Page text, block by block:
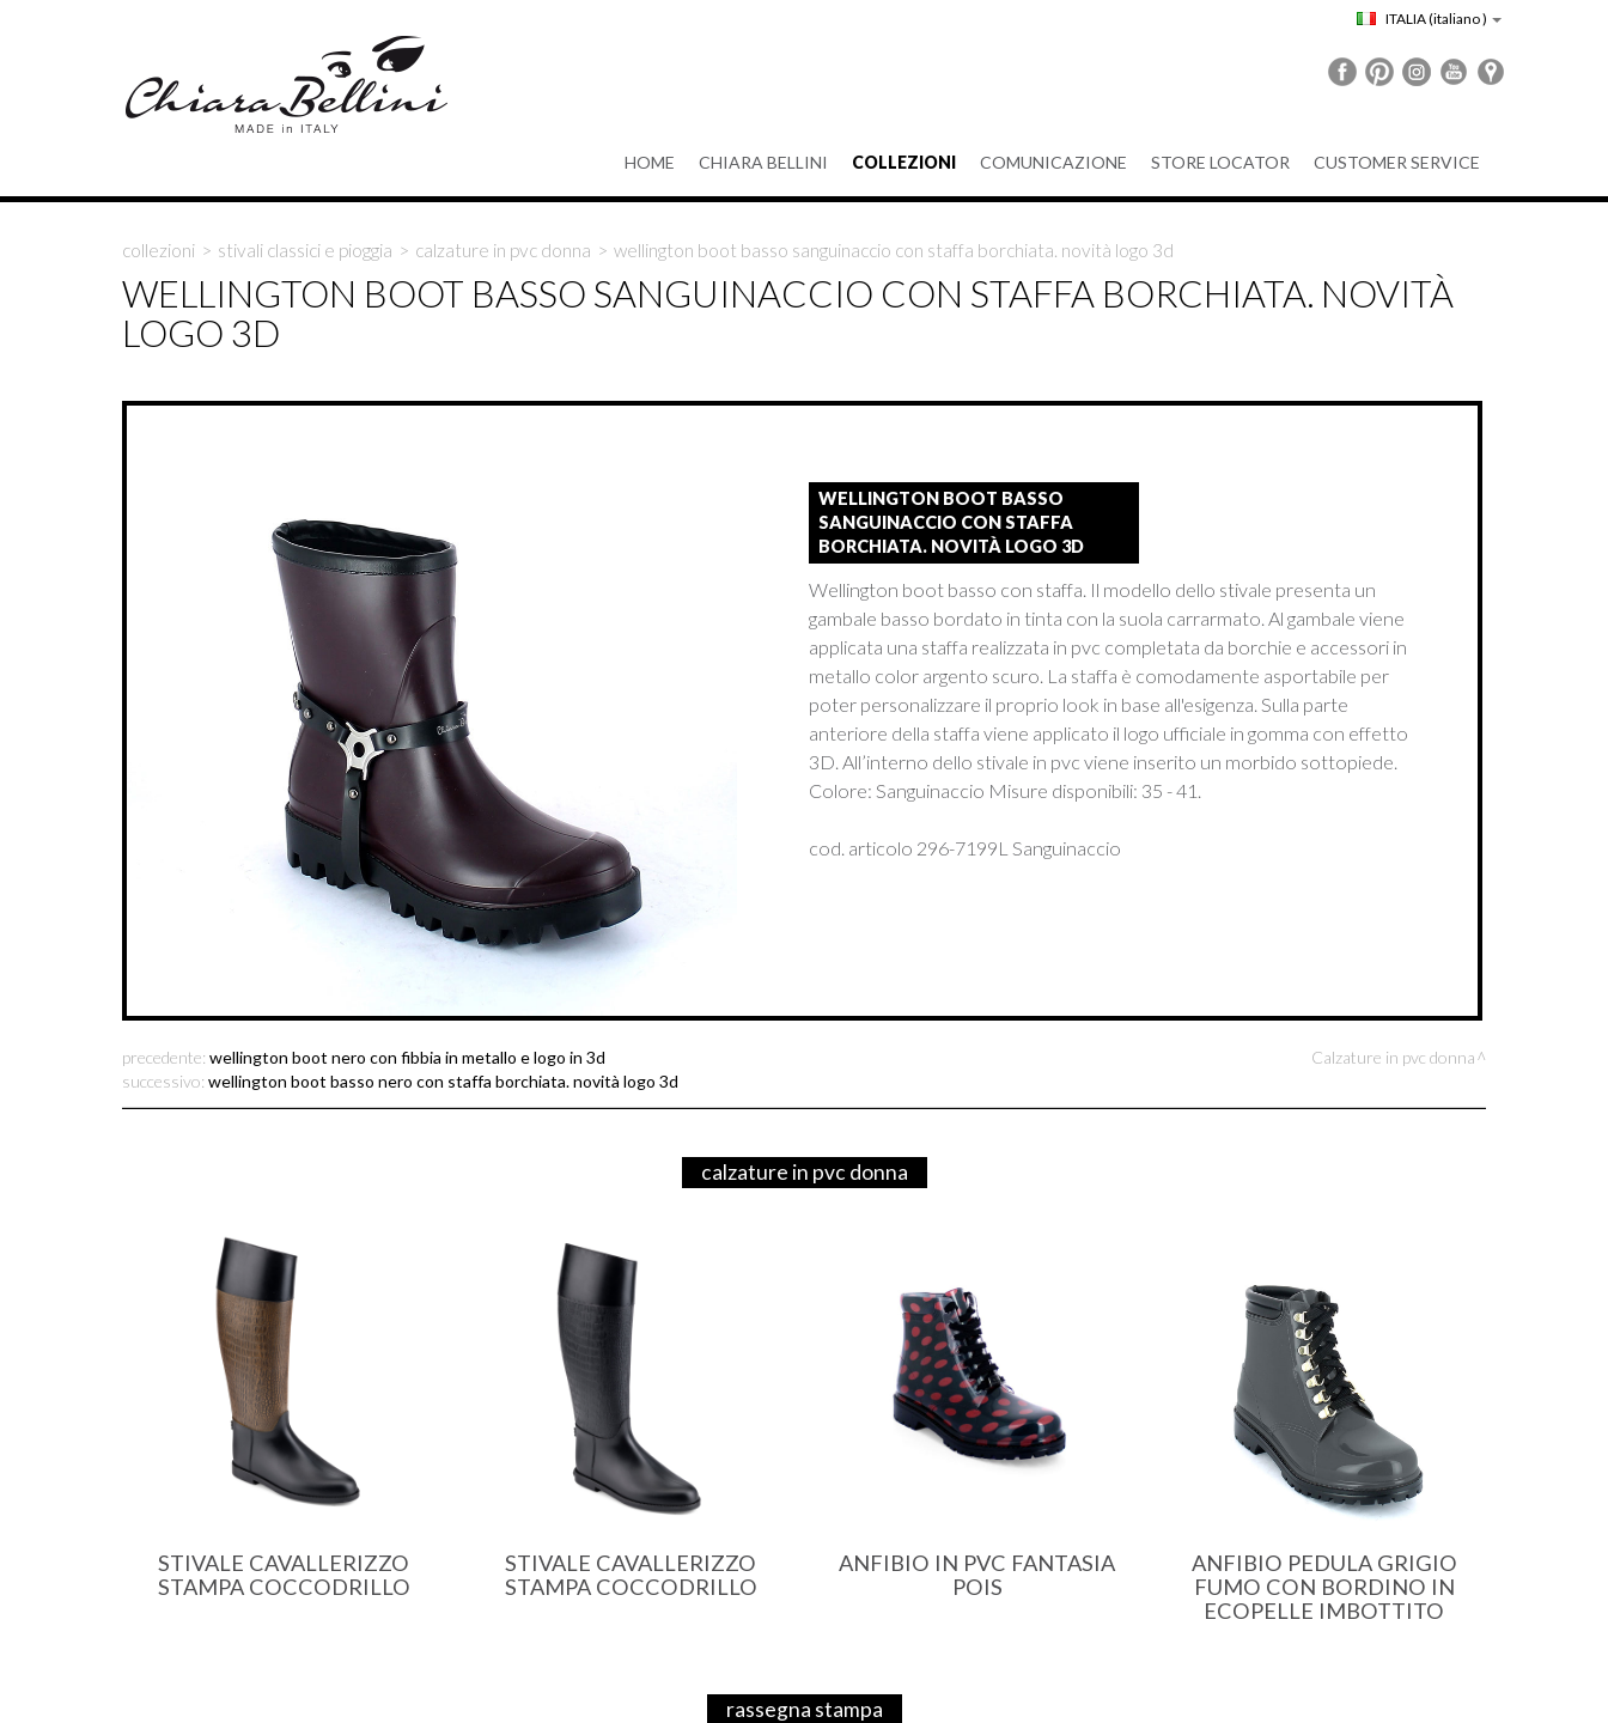
ITALIA(italiano )
HOME CHIARA BELLINI COLLEZIONI COMUNICAZIONE STORE LOCATOR CUSTOMER SERVICE
collezioni > stivali classici e pioggia > calzature in pvc donna > wellington boot basso sanguinaccio con staffa borchiata. novità logo 3d
WELLINGTON BOOT BASSO SANGUINACCIO CON STAFFA BORCHIATA. NOVITÀ
LOGO 3D
WELLINGTON BOOT BASSO
SANGUINACCIO CON STAFFA
BORCHIATA. NOVITÀ LOGO 3D
Wellington boot basso con staffa. Il modello dello stivale presenta un
gambale basso bordato in tinta con la suola carrarmato. Al gambale viene
applicata una staffa realizzata in pvc completata da borchie e accessori in
metallo color argento scuro. La staffa è comodamente asportabile per
poter personalizzare il proprio look in base all'esigenza. Sulla parte
anteriore della staffa viene applicato il logo ufficiale in gomma con effetto
3D. All’interno dello stivale in pvc viene inserito un morbido sottopiede.
Colore: Sanguinaccio Misure disponibili: 35 - 41.
cod. articolo 296-7199L Sanguinaccio
precedente: wellington boot nero con fibbia in metallo e logo in 3d
successivo: wellington boot basso nero con staffa borchiata. novità logo 3d
Calzature in pvc donna
calzature in pvc donna
STIVALE CAVALLERIZZO
STAMPA COCCODRILLO
STIVALE CAVALLERIZZO
STAMPA COCCODRILLO
ANFIBIO IN PVC FANTASIA
POIS
ANFIBIO PEDULA GRIGIO
FUMO CON BORDINO IN
ECOPELLE IMBOTTITO
rassegna stampa